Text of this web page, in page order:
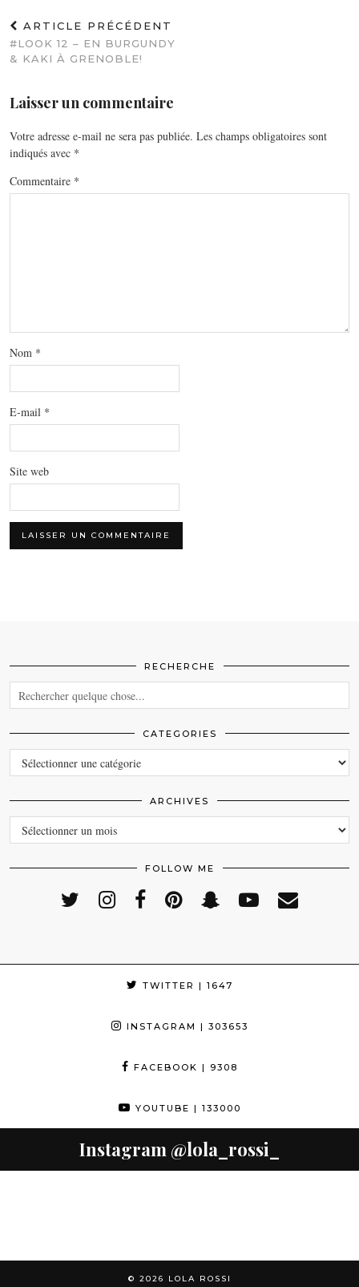
ARTICLE PRÉCÉDENT
#LOOK 12 – EN BURGUNDY
& KAKI À GRENOBLE!
Laisser un commentaire
Votre adresse e-mail ne sera pas publiée. Les champs obligatoires sont
indiqués avec *
Commentaire *
Nom *
E-mail *
Site web
RECHERCHE
CATEGORIES
CATEGORIES
ARCHIVES
ARCHIVES
FOLLOW ME
TWITTER | 1647
INSTAGRAM | 303653
FACEBOOK | 9308
YOUTUBE | 133000
Instagram @lola_rossi_
© 2026 LOLA ROSSI